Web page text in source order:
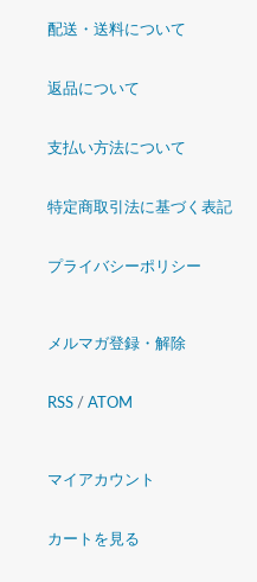
配送・送料について
返品について
支払い方法について
特定商取引法に基づく表記
プライバシーポリシー
メルマガ登録・解除
RSS / ATOM
マイアカウント
カートを見る